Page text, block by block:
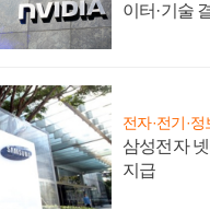
이터·기술
전자·전기·정
삼성전자
지급